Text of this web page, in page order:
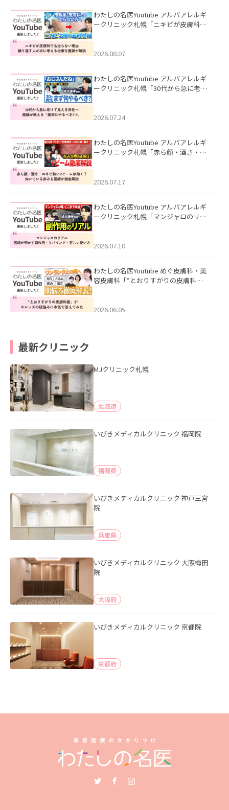
わたしの名医Youtube アルバアレルギ
ークリニック札幌「ニキビが皮膚科で
ました。
2026.08.07
わたしの名医Youtube アルバアレルギ
ークリニック札幌「30代から急に老け
た。
2026.07.24
わたしの名医Youtube アルバアレルギ
ークリニック札幌「赤ら顔・酒さ・ニ
した。
2026.07.17
わたしの名医Youtube アルバアレルギ
ークリニック札幌「マンジャロのリア
た。
2026.07.10
わたしの名医Youtube めぐ皮膚科・美
容皮膚科「”とおりすがりの皮膚科
2026.06.05
最新クリニック
MJクリニック札幌
北海道
いびきメディカルクリニック 福岡院
福岡県
いびきメディカルクリニック 神戸三宮
院
兵庫県
いびきメディカルクリニック 大阪梅田
院
大阪府
いびきメディカルクリニック 京都院
京都府